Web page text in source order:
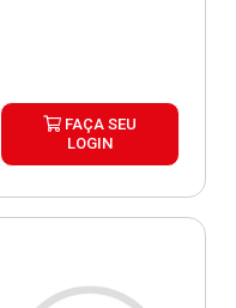
FAÇA SEU
LOGIN